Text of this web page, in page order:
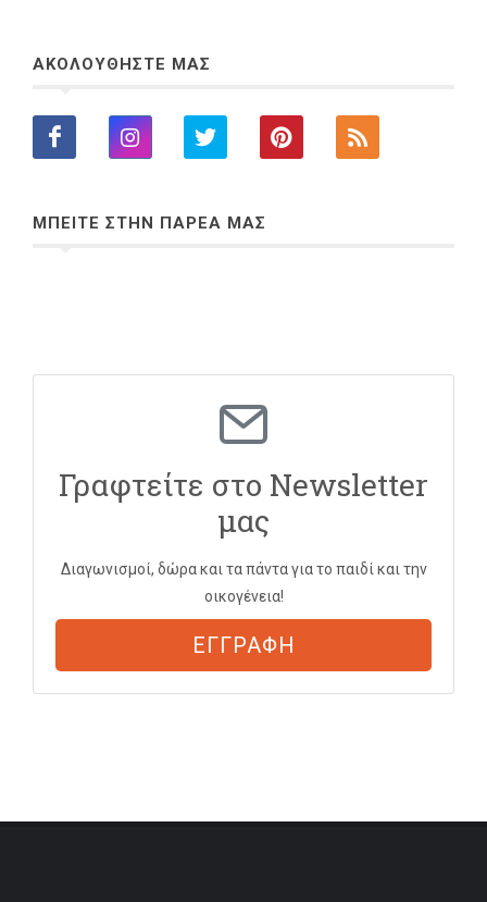
ΑΚΟΛΟΥΘΗΣΤΕ ΜΑΣ
ΜΠΕΙΤΕ ΣΤΗΝ ΠΑΡΕΑ ΜΑΣ
Γραφτείτε στο Newsletter
μας
Διαγωνισμοί, δώρα και τα πάντα για το παιδί και την
οικογένεια!
ΕΓΓΡΑΦΗ